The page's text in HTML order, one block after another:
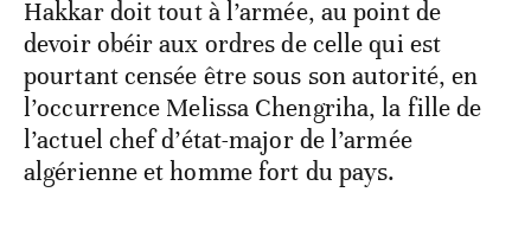
Hakkar doit tout à l’armée, au point de
devoir obéir aux ordres de celle qui est
pourtant censée être sous son autorité, en
l’occurrence Melissa Chengriha, la fille de
l’actuel chef d’état-major de l’armée
algérienne et homme fort du pays.